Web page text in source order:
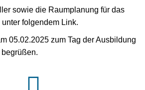
sowie die Raumplanung für das
folgendem Link.
05.02.2025 zum Tag der Ausbildung